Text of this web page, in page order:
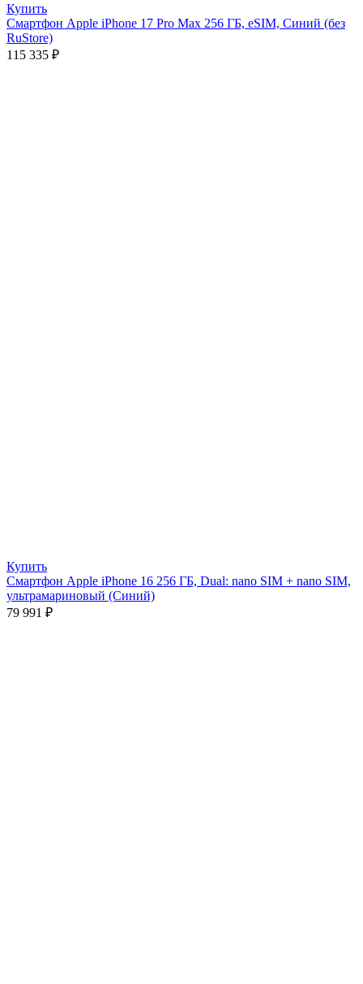
Купить
Смартфон Apple iPhone 17 Pro Max 256 ГБ, eSIM, Синий (без
RuStore)
115 335 ₽
Купить
Смартфон Apple iPhone 16 256 ГБ, Dual: nano SIM + nano SIM,
ультрамариновый (Синий)
79 991 ₽